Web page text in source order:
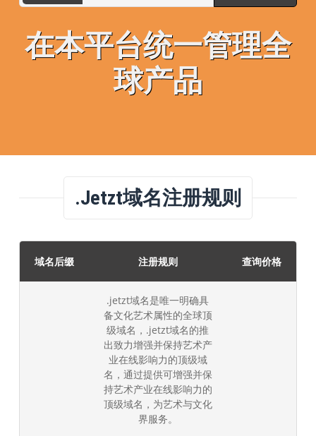
在本平台统一管理全
球产品
.jetzt域名注册规则
域名后缀 注册规则 查询价格
.jetzt域名是唯一明确具
备文化艺术属性的全球顶
级域名，.jetzt域名的推
出致力增强并保持艺术产
业在线影响力的顶级域
名，通过提供可增强并保
持艺术产业在线影响力的
顶级域名，为艺术与文化
界服务。